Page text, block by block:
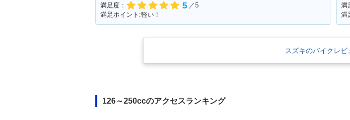
満足度：
5 ／5
満足ポイント:軽い！
満
満
スズキのバイクレビ
126～250ccのアクセスランキング